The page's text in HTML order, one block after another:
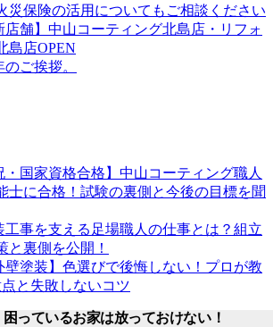
災保険の活用についてもご相談ください
店舗】中山コーティング北島店・リフォ
島店OPEN
のご挨拶。
・国家資格合格】中山コーティング職人
士に合格！試験の裏側と今後の目標を聞
工事を支える足場職人の仕事とは？組立
と裏側を公開！
壁塗装】色選びで後悔しない！プロが教
と失敗しないコツ
困っているお家は放っておけない！